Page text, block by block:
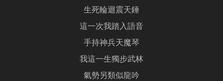
生死輪迴震天錘
這一次我踏入語音
手持神兵天魔琴
我這一生獨步武林
氣勢另類似龍吟